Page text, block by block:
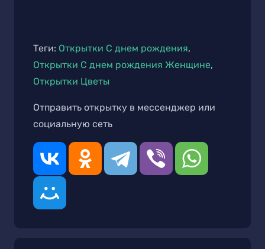
Теги: Открытки С днем рождения,
Открытки С днем рождения Женщине,
Открытки Цветы
Отправить открытку в мессенджер или
социальную сеть